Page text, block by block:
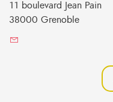
11 boulevard Jean Pain
38000 Grenoble